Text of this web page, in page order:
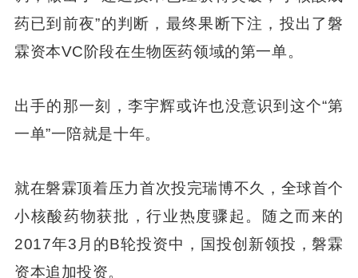
药已到前夜”的判断，最终果断下注，投出了磐
霖资本VC阶段在生物医药领域的第一单。
出手的那一刻，李宇辉或许也没意识到这个“第
一单”一陪就是十年。
就在磐霖顶着压力首次投完瑞博不久，全球首个
小核酸药物获批，行业热度骤起。随之而来的
2017年3月的B轮投资中，国投创新领投，磐霖
资本追加投资。